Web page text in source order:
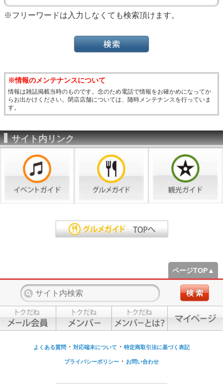
※フリーワードは入力しなくても検索頂けます。
※情報のメンテナンスについて
情報は雑誌掲載当時のものです。念のため電話で情報をお確かめになってか
らお出かけください。閉店店舗については、随時メンテナンスを行っていま
す。
サイト内リンク
ページTOP▲
よくある質問 ・ 対応端末について ・ 特定商取引法に基づく表記
プライバシーポリシー ・ お問い合わせ